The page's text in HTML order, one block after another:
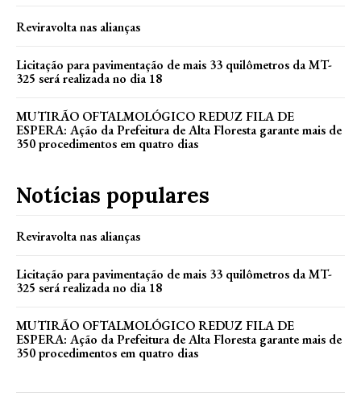
Reviravolta nas alianças
Licitação para pavimentação de mais 33 quilômetros da MT-
325 será realizada no dia 18
MUTIRÃO OFTALMOLÓGICO REDUZ FILA DE
ESPERA: Ação da Prefeitura de Alta Floresta garante mais de
350 procedimentos em quatro dias
Notícias populares
Reviravolta nas alianças
Licitação para pavimentação de mais 33 quilômetros da MT-
325 será realizada no dia 18
MUTIRÃO OFTALMOLÓGICO REDUZ FILA DE
ESPERA: Ação da Prefeitura de Alta Floresta garante mais de
350 procedimentos em quatro dias